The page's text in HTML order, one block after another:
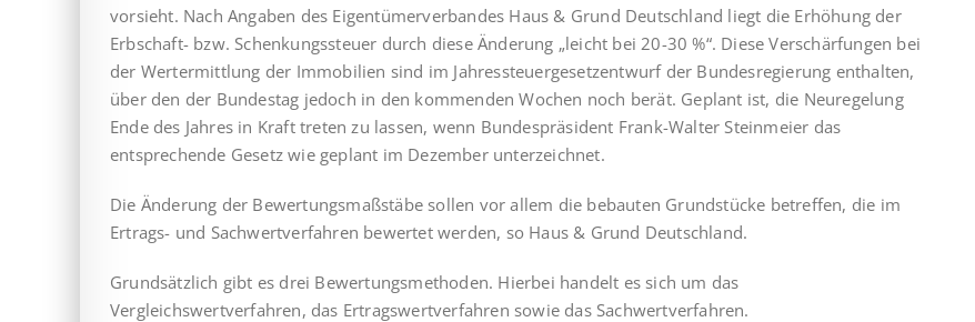
vorsieht. Nach Angaben des Eigentümerverbandes Haus & Grund Deutschland liegt die Erhöhung der
Erbschaft- bzw. Schenkungssteuer durch diese Änderung „leicht bei 20-30 %“. Diese Verschärfungen bei
der Wertermittlung der Immobilien sind im Jahressteuergesetzentwurf der Bundesregierung enthalten,
über den der Bundestag jedoch in den kommenden Wochen noch berät. Geplant ist, die Neuregelung
Ende des Jahres in Kraft treten zu lassen, wenn Bundespräsident Frank-Walter Steinmeier das
entsprechende Gesetz wie geplant im Dezember unterzeichnet.
Die Änderung der Bewertungsmaßstäbe sollen vor allem die bebauten Grundstücke betreffen, die im
Ertrags- und Sachwertverfahren bewertet werden, so Haus & Grund Deutschland.
Grundsätzlich gibt es drei Bewertungsmethoden. Hierbei handelt es sich um das
Vergleichswertverfahren, das Ertragswertverfahren sowie das Sachwertverfahren.